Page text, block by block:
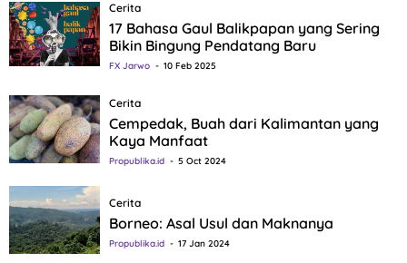
Cerita
17 Bahasa Gaul Balikpapan yang Sering
Bikin Bingung Pendatang Baru
FX Jarwo 10 Feb 2025
Cerita
Cempedak, Buah dari Kalimantan yang
Kaya Manfaat
Propublika.id 5 Oct 2024
Cerita
Borneo: Asal Usul dan Maknanya
Propublika.id 17 Jan 2024